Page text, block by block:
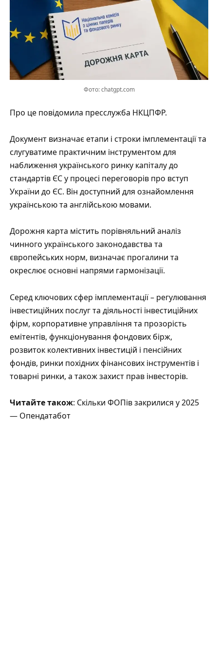
Фото: chatgpt.com
Про це повідомила пресслужба НКЦПФР.
Документ визначає етапи і строки імплементації та
слугуватиме практичним інструментом для
наближення українського ринку капіталу до
стандартів ЄС у процесі переговорів про вступ
України до ЄС. Він доступний для ознайомлення
українською та англійською мовами.
Дорожня карта містить порівняльний аналіз
чинного українського законодавства та
європейських норм, визначає прогалини та
окреслює основні напрями гармонізації.
Серед ключових сфер імплементації – регулювання
інвестиційних послуг та діяльності інвестиційних
фірм, корпоративне управління та прозорість
емітентів, функціонування фондових бірж,
розвиток колективних інвестицій і пенсійних
фондів, ринки похідних фінансових інструментів і
товарні ринки, а також захист прав інвесторів.
Читайте також: Скільки ФОПів закрилися у 2025
— Опендатабот